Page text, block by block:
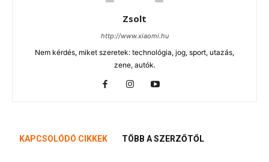
Zsolt
http://www.xiaomi.hu
Nem kérdés, miket szeretek: technológia, jog, sport, utazás,
zene, autók.
KAPCSOLÓDÓ CIKKEK TÖBB A SZERZŐTŐL